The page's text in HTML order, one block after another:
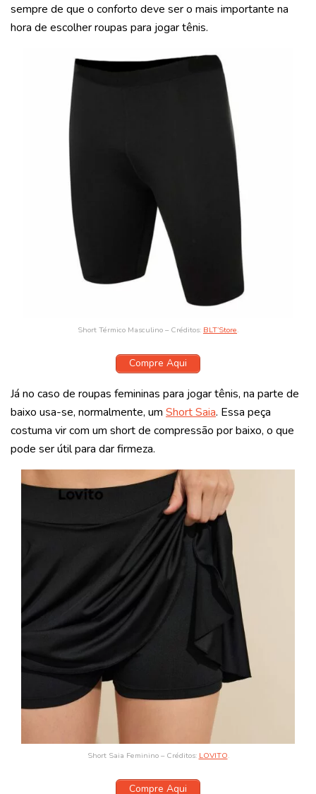
sempre de que o conforto deve ser o mais importante na
hora de escolher roupas para jogar tênis.
Short Térmico Masculino – Créditos: BLT’Store.
Compre Aqui
Já no caso de roupas femininas para jogar tênis, na parte de
baixo usa-se, normalmente, um Short Saia. Essa peça
costuma vir com um short de compressão por baixo, o que
pode ser útil para dar firmeza.
Short Saia Feminino – Créditos: LOVITO.
Compre Aqui